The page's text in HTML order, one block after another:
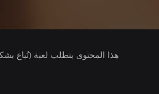
هذا المحتوى يتطلب لعبة (تُباع